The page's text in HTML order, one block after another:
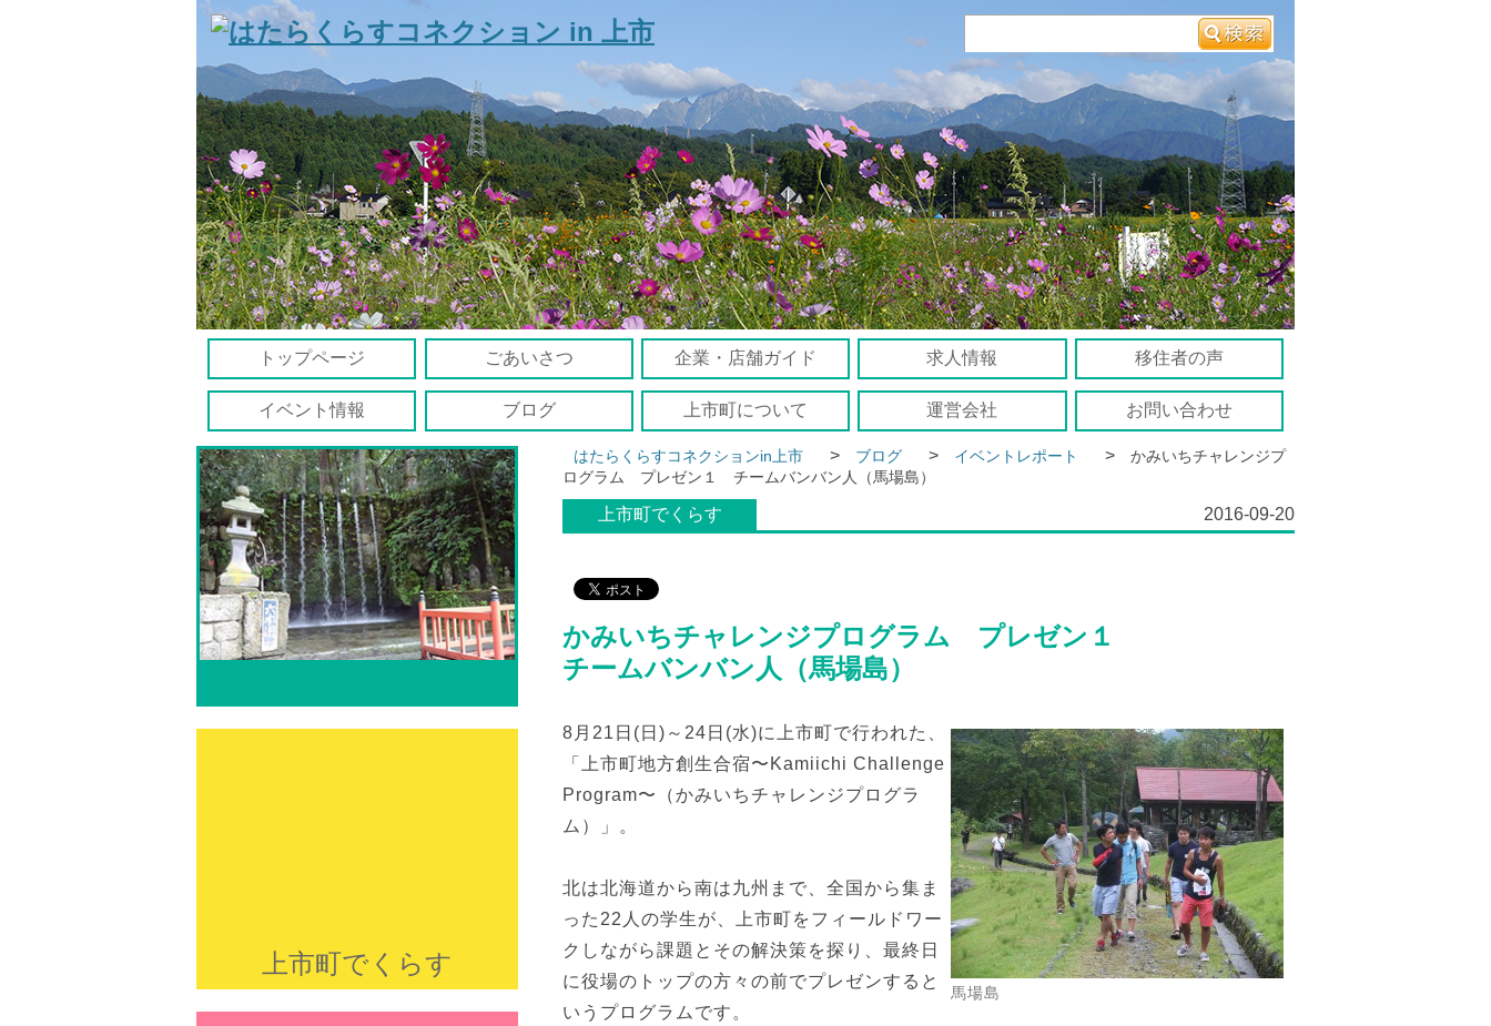
トップページ ごあいさつ 企業・店舗ガイド 求人情報 移住者の声
イベント情報 ブログ 上市町について 運営会社 お問い合わせ
はたらくらすコネクションin上市 > ブログ > イベントレポート >
かみいちチャレンジプ
ログラム プレゼン１ チームバンバン人（馬場島）
上市町でくらす 2016-09-20
かみいちチャレンジプログラム プレゼン１
チームバンバン人（馬場島）
馬場島
8月21日(日)～24日(水)に上市町で行われた、
「上市町地方創生合宿〜Kamiichi Challenge
Program〜（かみいちチャレンジプログラ
ム）」。
北は北海道から南は九州まで、全国から集ま
った22人の学生が、上市町をフィールドワー
クしながら課題とその解決策を探り、最終日
に役場のトップの方々の前でプレゼンすると
いうプログラムです。
上市町ってこんなところ
上市町でくらす